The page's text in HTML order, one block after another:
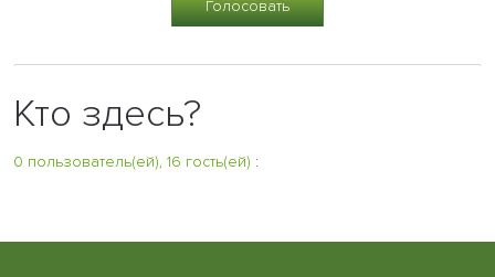
Кто здесь?
0 пользователь(ей), 16 гость(ей) :